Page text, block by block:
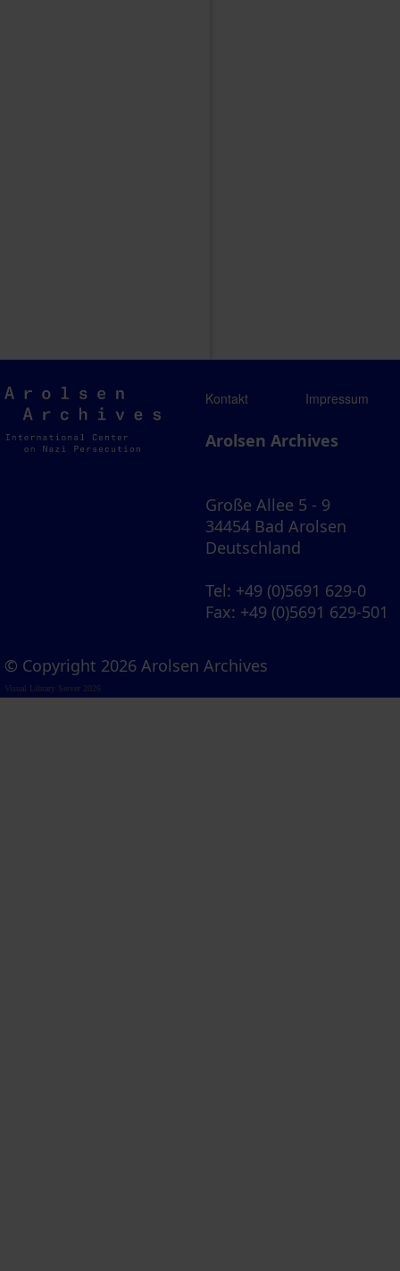
Arolsen
Archives
Kontakt Impressum
Arolsen Archives
Große Allee 5 - 9
34454 Bad Arolsen
Deutschland
Tel: +49 (0)5691 629-0
Fax: +49 (0)5691 629-501
© Copyright 2026 Arolsen Archives
Visual Library Server 2026